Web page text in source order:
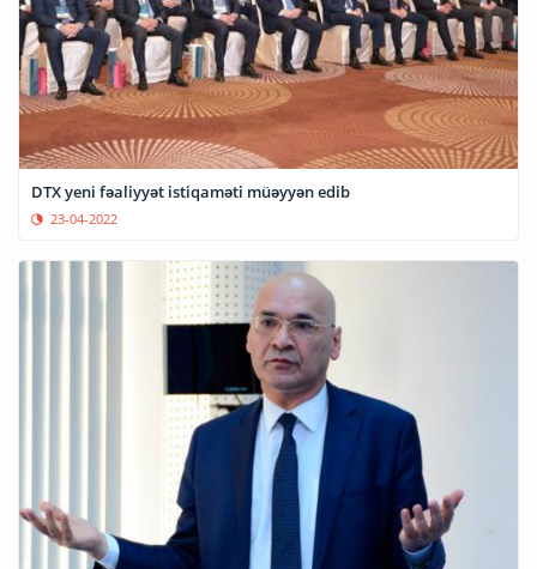
DTX yeni fəaliyyət istiqaməti müəyyən edib
23-04-2022